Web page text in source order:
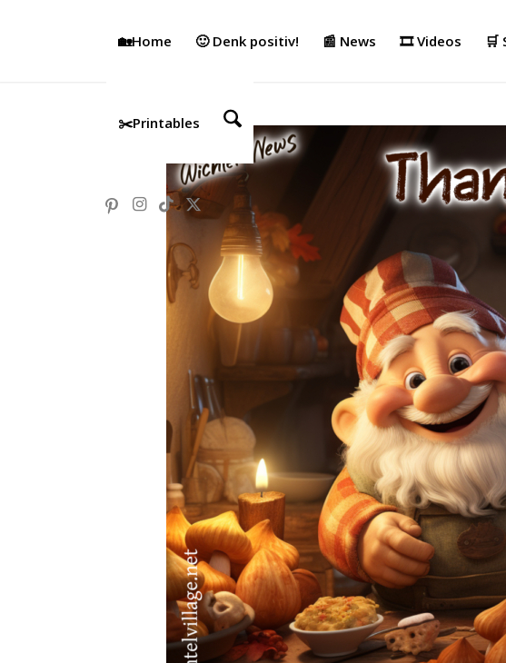
🏡Home 🙂 Denk positiv! 📰 News 🎞️ Videos 🛒
✂️Printables